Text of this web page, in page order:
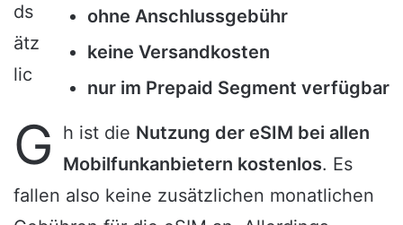
ohne Anschlussgebühr
keine Versandkosten
nur im Prepaid Segment verfügbar
G
ds
ätz
lic
h ist die Nutzung der eSIM bei allen
Mobilfunkanbietern kostenlos. Es
fallen also keine zusätzlichen monatlichen